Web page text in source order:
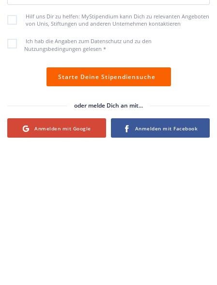
Hilf uns Dir zu helfen: MyStipendium kann Dich zu relevanten Angeboten
von Unis, Stiftungen und anderen Unternehmen kontaktieren
Ich hab die Angaben zum Datenschutz und zu den
Nutzungsbedingungen gelesen *
Starte Deine Stipendiensuche
oder melde Dich an mit...
Login with Google Login with Facebook